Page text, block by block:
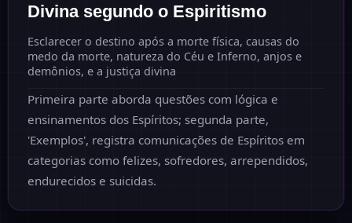
Divina segundo o Espiritismo
Esclarecer o destino após a morte física, causas do
medo da morte, natureza do Céu e Inferno, anjos e
demônios, e a justiça divina
Primeira parte aborda questões com lógica e
ensinamentos dos Espíritos; segunda parte,
'Exemplos', registra comunicações de Espíritos em
categorias como felizes, sofredores, arrependidos,
endurecidos e suicidas.